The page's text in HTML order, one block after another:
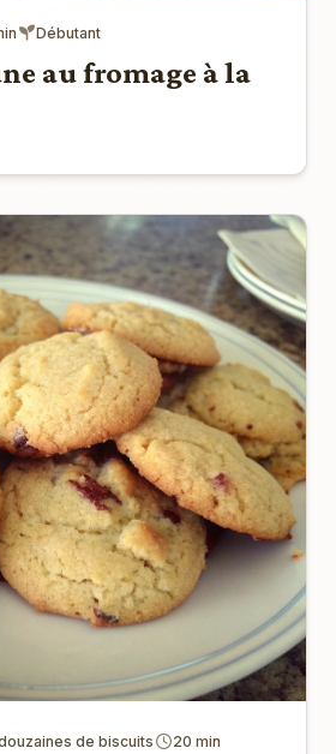
Débutant
au fromage à la
de biscuits
20 min